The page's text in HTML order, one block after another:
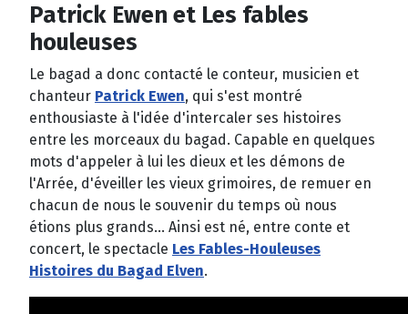
Patrick Ewen et Les fables
houleuses
Le bagad a donc contacté le conteur, musicien et
chanteur Patrick Ewen, qui s'est montré
enthousiaste à l'idée d'intercaler ses histoires
entre les morceaux du bagad. Capable en quelques
mots d'appeler à lui les dieux et les démons de
l'Arrée, d'éveiller les vieux grimoires, de remuer en
chacun de nous le souvenir du temps où nous
étions plus grands... Ainsi est né, entre conte et
concert, le spectacle Les Fables-Houleuses
Histoires du Bagad Elven.